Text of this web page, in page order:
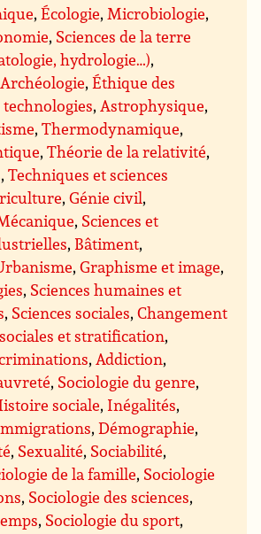
,Écologie, Microbiologie,
, Sciences de la terre
hydrologie…),
Archéologie,Éthique des
technologies, Astrophysique,
,Thermodynamique,
,Théorie de la relativité,
,Techniques et sciences
,Génie civil,
, Sciences et
, Bâtiment,
,Graphisme et image,
, Sciences humaines et
, Sciences sociales,Changement
et stratification,
, Addiction,
, Sociologie du genre,
sociale, Inégalités,
,Démographie,
, Sexualité, Sociabilité,
de la famille, Sociologie
, Sociologie des sciences,
, Sociologie du sport,